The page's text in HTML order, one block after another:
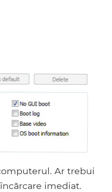
Ar trebui
imediat.